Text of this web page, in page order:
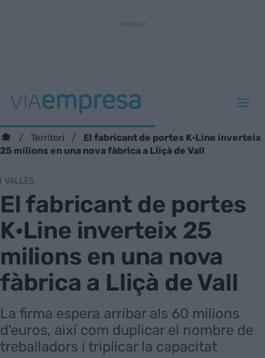
Territori
El fabricant de portes K·Line inverteix
25 milions en una nova fàbrica a Lliçà de Vall
VALLÈS
El fabricant de portes
K·Line inverteix 25
milions en una nova
fàbrica a Lliçà de Vall
La firma espera arribar als 60 milions
d'euros, així com duplicar el nombre de
treballadors i triplicar la capacitat